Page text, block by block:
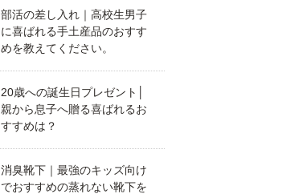
部活の差し入れ｜高校生男子
に喜ばれる手土産品のおすす
めを教えてください。
20歳への誕生日プレゼント│
親から息子へ贈る喜ばれるお
すすめは？
消臭靴下｜最強のキッズ向け
でおすすめの蒸れない靴下を